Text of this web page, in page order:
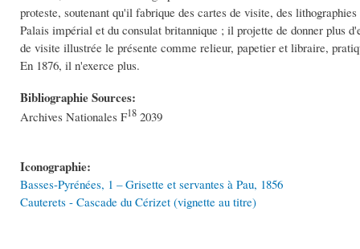
proteste, soutenant qu'il fabrique des cartes de visite, des
Palais impérial et du consulat britannique ; il projette de donner plus
de visite illustrée le présente comme relieur, papetier et libraire,
En 1876, il n'exerce plus.
Bibliographie Sources:
Archives Nationales F18 2039
Iconographie:
Basses-Pyrénées, 1 – Grisette et servantes à Pau, 1856
Cauterets - Cascade du Cérizet (vignette au titre)